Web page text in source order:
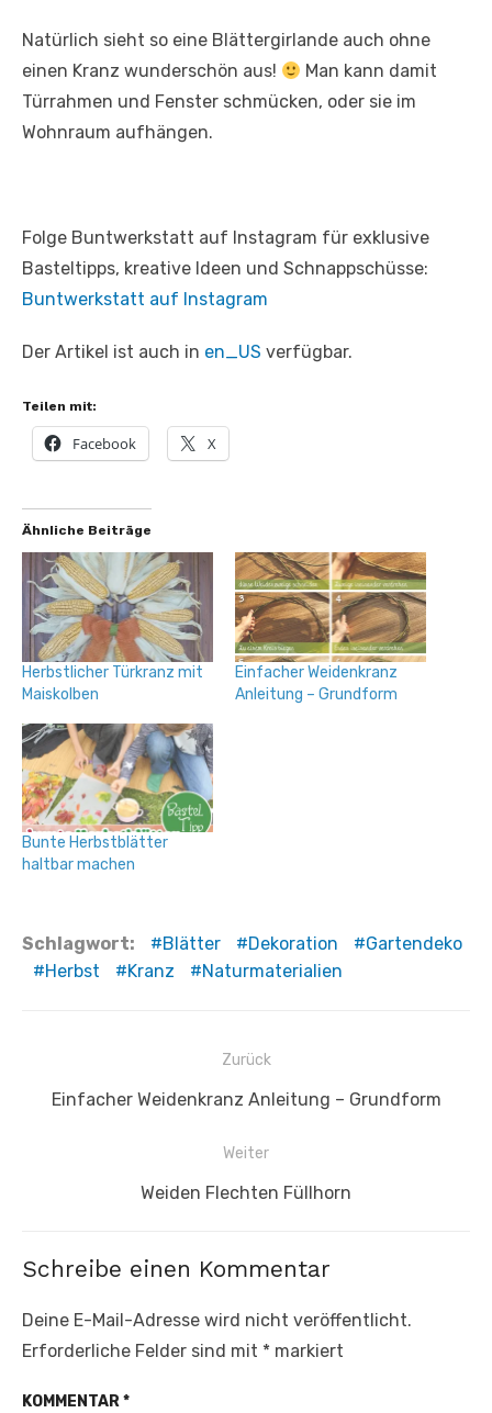
Natürlich sieht so eine Blättergirlande auch ohne
einen Kranz wunderschön aus!
Man kann damit
Türrahmen und Fenster schmücken, oder sie im
Wohnraum aufhängen.
Folge Buntwerkstatt auf Instagram für exklusive
Basteltipps, kreative Ideen und Schnappschüsse:
Buntwerkstatt auf Instagram
Der Artikel ist auch in en_US verfügbar.
Teilen mit:
Facebook X
Ähnliche Beiträge
Herbstlicher Türkranz mit
Maiskolben
Einfacher Weidenkranz
Anleitung – Grundform
Bunte Herbstblätter
haltbar machen
Schlagwort: Blätter Dekoration
Gartendeko
Herbst
Kranz Naturmaterialien
Beitragsnavigation
Zurück
Vorheriger
Einfacher Weidenkranz Anleitung – Grundform
Weiter
Nächster
Weiden Flechten Füllhorn
Schreibe einen Kommentar
Deine E-Mail-Adresse wird nicht veröffentlicht.
Erforderliche Felder sind mit * markiert
KOMMENTAR*